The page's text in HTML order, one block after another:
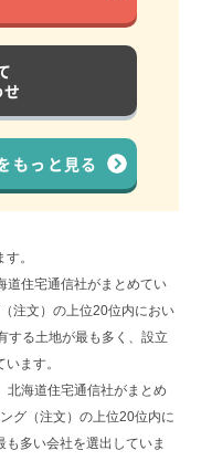
もっと見る
。
道住宅通信社がまとめてい
注文）の上位20位内におい
する土地が最も多く、設立
ます。
北海道住宅通信社がまとめ
グ（注文）の上位20位内に
多い会社を選出していま